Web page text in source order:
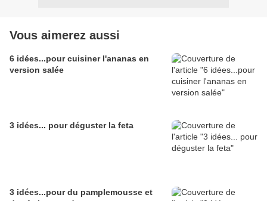
Vous aimerez aussi
6 idées...pour cuisiner l'ananas en
version salée
3 idées... pour déguster la feta
3 idées...pour du pamplemousse et